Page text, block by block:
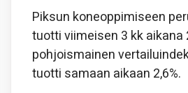
Piksun koneoppimiseen
tuotti viimeisen 3 kk aikana
pohjoismainen
tuotti samaan aikaan 2,6%.